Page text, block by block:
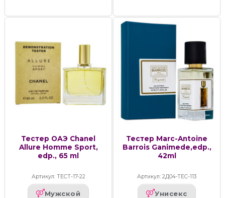
Тестер ОАЭ Chanel
Allure Homme Sport,
edp., 65 ml
Артикул: ТЕСТ-17-22
Мужской
Тестер Marc-Antoine
Barrois Ganimede,edp.,
42ml
Артикул: 2Д04-ТЕС-113
Унисекс